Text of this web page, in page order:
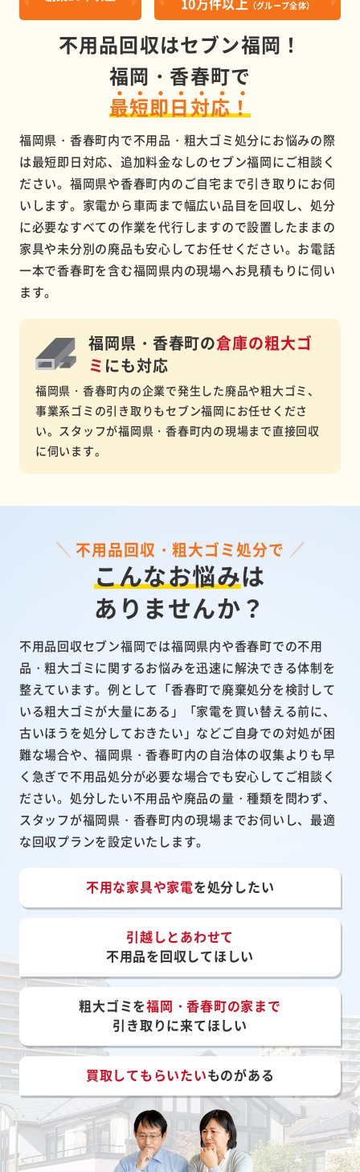
（グループ全体）
不用品回収はセブン福岡！
福岡・香春町で
最短即日対応！
福岡県・香春町内で不用品・粗大ゴミ処分にお悩みの際
は最短即日対応、追加料金なしのセブン福岡にご相談く
ださい。福岡県や香春町内のご自宅まで引き取りにお伺
いします。家電から車両まで幅広い品目を回収し、処分
に必要なすべての作業を代行しますので設置したままの
家具や未分別の廃品も安心してお任せください。お電話
一本で香春町を含む福岡県内の現場へお見積もりに伺い
ます。
福岡県・香春町の倉庫の粗大ゴ
ミ にも対応
福岡県・香春町内の企業で発生した廃品や粗大ゴミ、
事業系ゴミの引き取りもセブン福岡にお任せくださ
い。スタッフが福岡県・香春町内の現場まで直接回収
に伺います。
不用品回収・粗大ゴミ処分で
こんなお悩みは
ありませんか？
不用品回収セブン福岡では福岡県内や香春町での不用
品・粗大ゴミに関するお悩みを迅速に解決できる体制を
整えています。例として「香春町で廃棄処分を検討して
いる粗大ゴミが大量にある」「家電を買い替える前に、
古いほうを処分しておきたい」などご自身での対処が困
難な場合や、福岡県・香春町内の自治体の収集よりも早
く急ぎで不用品処分が必要な場合でも安心してご相談く
ださい。処分したい不用品や廃品の量・種類を問わず、
スタッフが福岡県・香春町内の現場までお伺いし、最適
な回収プランを設定いたします。
不用な家具や家電を処分したい
引越しとあわせて
不用品を回収してほしい
粗大ゴミを福岡・香春町の家まで
引き取りに来てほしい
買取してもらいたいものがある